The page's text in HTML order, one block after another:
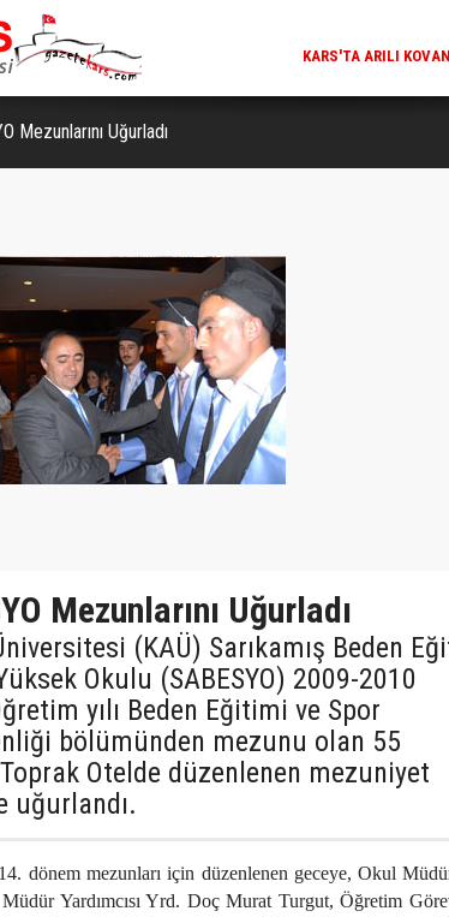
MILLÎ GÜVENLIK KURULU
Mezunlarını Uğurladı
Mezunlarını Uğurladı
(KAÜ) Sarıkamış Beden
Okulu (SABESYO) 2009-2010
yılı Beden Eğitimi ve Spor
bölümünden mezunu olan 55
Otelde düzenlenen mezuniyet
uğurlandı.
dönem mezunları için düzenlenen geceye, Okul
Yardımcısı Yrd. Doç Murat Turgut, Öğretim